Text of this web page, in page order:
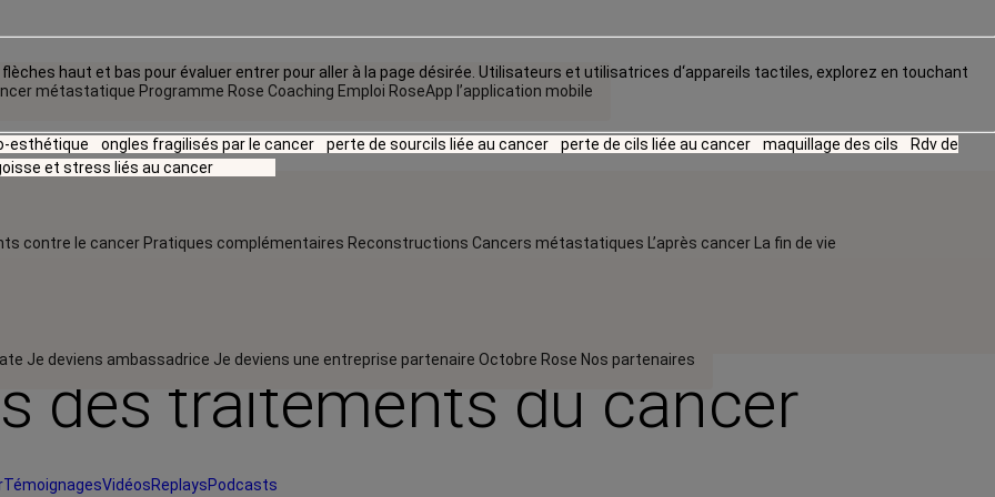
métastatique Programme Rose Coaching Emploi RoseApp l’application mobile
contre le cancer Pratiques complémentaires Reconstructions Cancers métastatiques L’après cancer La fin de vie
Je deviens ambassadrice Je deviens une entreprise partenaire Octobre Rose Nos partenaires
haut et bas pour évaluer entrer pour aller à la page désirée. Utilisateurs et utilisatrices d‘appareils tactiles, explorez en touchant
esthétique ongles fragilisés par le cancer perte de sourcils liée au cancer perte de cils liée au cancer maquillage des cils
Rdv de
et stress liés au cancer
des traitements du cancer
TémoignagesVidéosReplaysPodcasts